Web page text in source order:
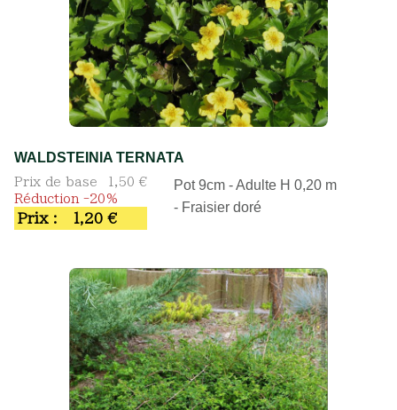
WALDSTEINIA TERNATA
Prix de base
1,50 €
Réduction -20%
Prix : 1,20 €
Pot 9cm - Adulte H 0,20 m
- Fraisier doré